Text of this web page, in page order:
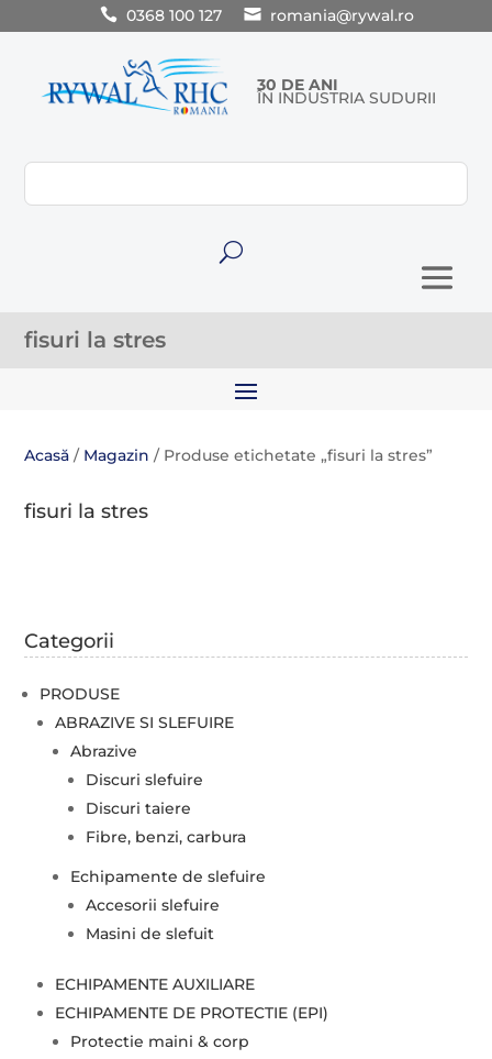
0368 100 127 romania@rywal.ro
30 DE ANI
ÎN INDUSTRIA SUDURII
U
fisuri la stres
Acasă / Magazin / Produse etichetate „fisuri la stres”
fisuri la stres
Categorii
PRODUSE
ABRAZIVE SI SLEFUIRE
Abrazive
Discuri slefuire
Discuri taiere
Fibre, benzi, carbura
Echipamente de slefuire
Accesorii slefuire
Masini de slefuit
ECHIPAMENTE AUXILIARE
ECHIPAMENTE DE PROTECTIE (EPI)
Protectie maini & corp